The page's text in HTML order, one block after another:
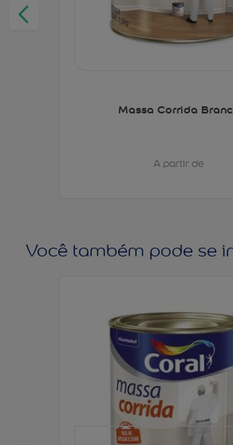
Massa Corrida
A partir de
Você também pode se